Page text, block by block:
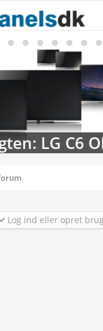
Log ind eller opret